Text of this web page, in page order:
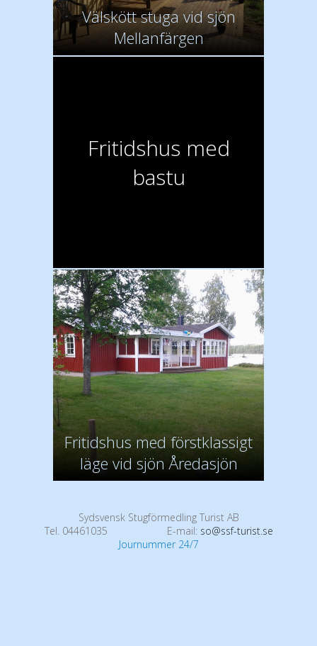
Välskött stuga vid sjön
Mellanfärgen
Fritidshus med
bastu
Fritidshus med förstklassigt
läge vid sjön Åredasjön
Sydsvensk Stugförmedling Turist AB
Tel. 04461035
E-mail: so@ssf-turist.se
Journummer 24/7